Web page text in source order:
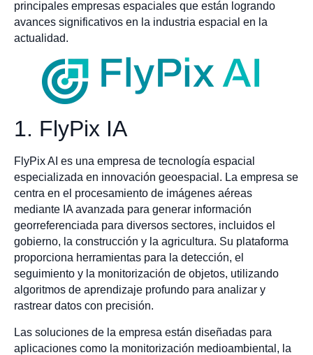
principales empresas espaciales que están logrando
avances significativos en la industria espacial en la
actualidad.
1. FlyPix IA
FlyPix AI es una empresa de tecnología espacial
especializada en innovación geoespacial. La empresa se
centra en el procesamiento de imágenes aéreas
mediante IA avanzada para generar información
georreferenciada para diversos sectores, incluidos el
gobierno, la construcción y la agricultura. Su plataforma
proporciona herramientas para la detección, el
seguimiento y la monitorización de objetos, utilizando
algoritmos de aprendizaje profundo para analizar y
rastrear datos con precisión.
Las soluciones de la empresa están diseñadas para
aplicaciones como la monitorización medioambiental, la